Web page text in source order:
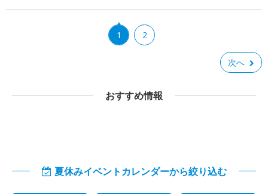
1 2
次へ
おすすめ情報
夏休みイベントカレンダーから絞り込む